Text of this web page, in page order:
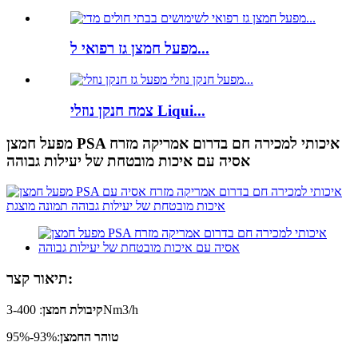
מפעל חמצן גז רפואי ל...
צמח חנקן נוזלי Liqui...
מפעל חמצן PSA איכותי למכירה חם בדרום אמריקה מזרח
אסיה עם איכות מובטחת של יעילות גבוהה
תיאור קצר:
קיבולת חמצן: 3-400Nm3/h
טוהר החמצן:93%-95%